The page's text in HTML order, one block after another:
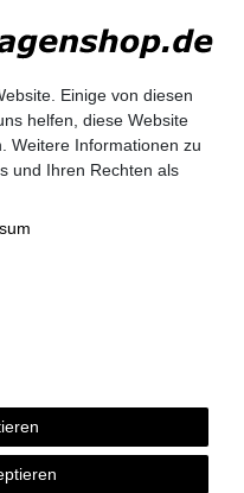
nach
Bestandskunden,
Schulen,
können bei uns auf
uns auf.
Einige von diesen
helfen, diese Website
Weitere Informationen zu
und Ihren Rechten als